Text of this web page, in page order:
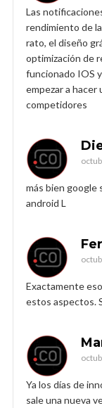
Las
rendimiento de
rato, el diseño
optimización de
funcionado IOS
empezar a
competidores
más bien google
android L
Exactamente
estos aspectos.
Ya los días de
sale una nueva